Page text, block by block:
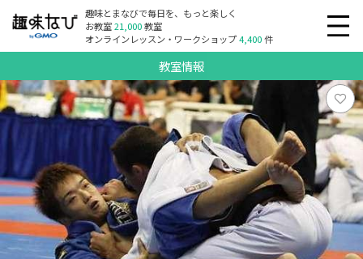
趣味とまなびで毎日を、もっと楽しく
お教室21,000教室
オンラインレッスン・ワークショップ4,400件
教室情報